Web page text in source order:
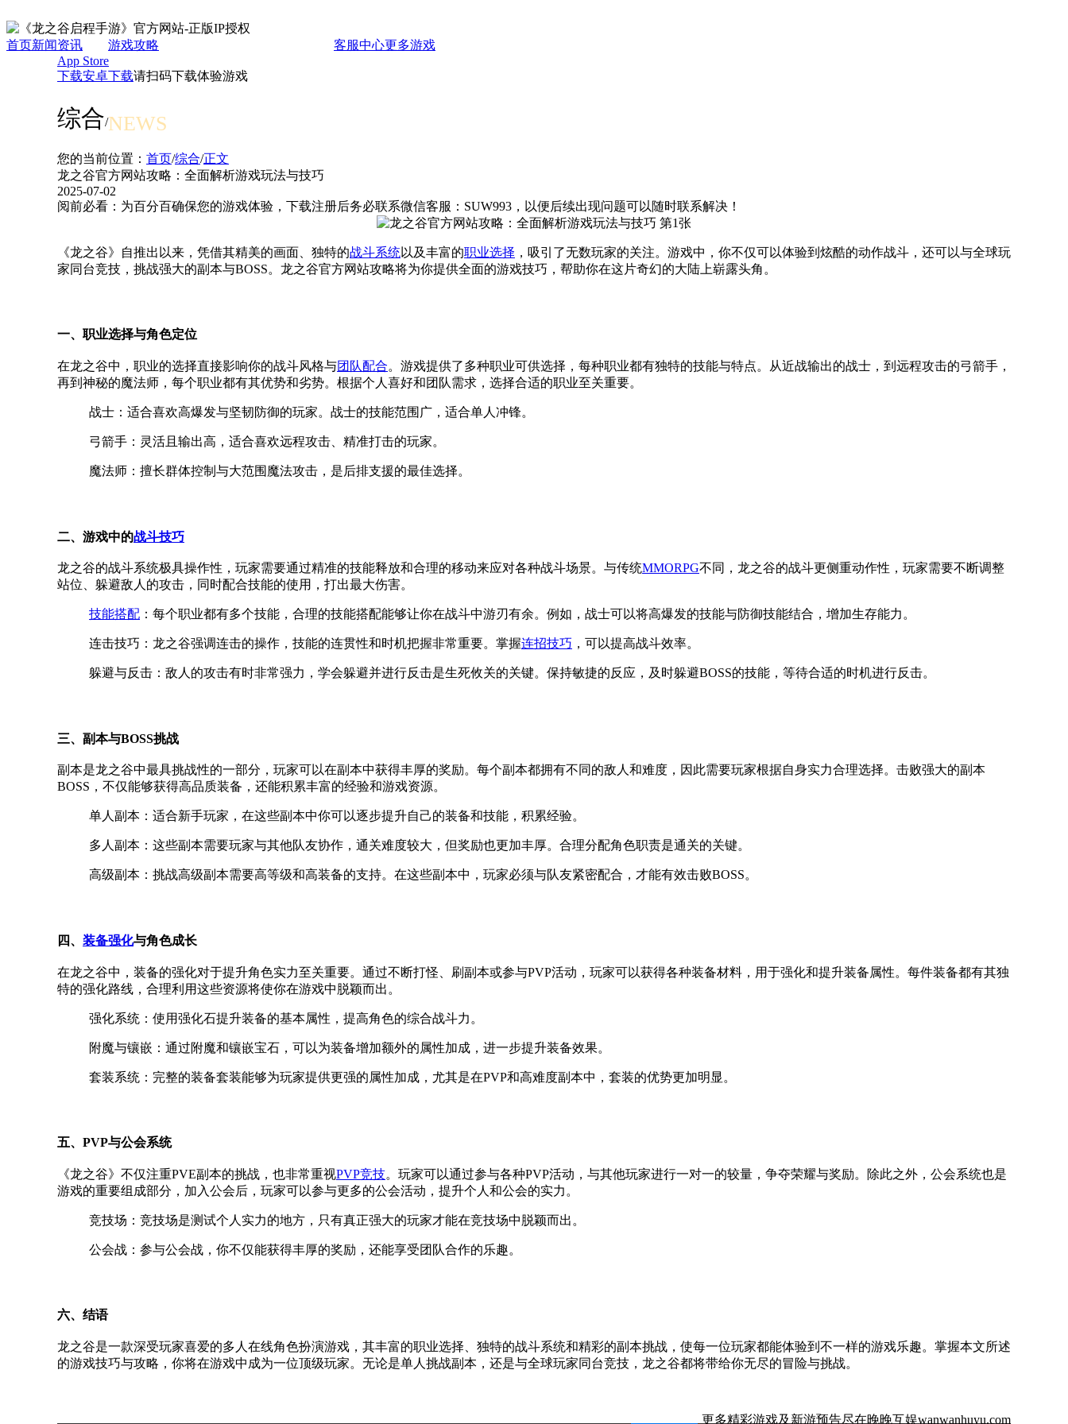
首页新闻资讯 游戏攻略 客服中心更多游戏
App Store
下载安卓下载请扫码下载体验游戏
综合/NEWS
您的当前位置： 首页/综合/正文
龙之谷官方网站攻略：全面解析游戏玩法与技巧
2025-07-02
阅前必看：为百分百确保您的游戏体验，下载注册后务必联系微信客服：SUW993，以便后续出现问题可以随时联系解决！
《龙之谷》自推出以来，凭借其精美的画面、独特的战斗系统以及丰富的职业选择 ，吸引了无数玩家的关注。游戏中，你不仅可以体验到炫酷的动作战斗，还可以与全球玩
家同台竞技，挑战强大的副本与BOSS。龙之谷官方网站攻略将为你提供全面的游戏技巧，帮助你在这片奇幻的大陆上崭露头角。
一、职业选择与角色定位
在龙之谷中，职业的选择直接影响你的战斗风格与团队配合。游戏提供了多种职业可供选择，每种职业都有独特的技能与特点。从近战输出的战士，到远程攻击的弓箭手，
再到神秘的魔法师，每个职业都有其优势和劣势。根据个人喜好和团队需求，选择合适的职业至关重要。
战士：适合喜欢高爆发与坚韧防御的玩家。战士的技能范围广，适合单人冲锋。
弓箭手：灵活且输出高，适合喜欢远程攻击、精准打击的玩家。
魔法师：擅长群体控制与大范围魔法攻击，是后排支援的最佳选择。
二、游戏中的战斗技巧
龙之谷的战斗系统极具操作性，玩家需要通过精准的技能释放和合理的移动来应对各种战斗场景。与传统MMORPG不同，龙之谷的战斗更侧重动作性，玩家需要不断调整
站位、躲避敌人的攻击，同时配合技能的使用，打出最大伤害。
技能搭配 ：每个职业都有多个技能，合理的技能搭配能够让你在战斗中游刃有余。例如，战士可以将高爆发的技能与防御技能结合，增加生存能力。
连击技巧：龙之谷强调连击的操作，技能的连贯性和时机把握非常重要。掌握连招技巧 ，可以提高战斗效率。
躲避与反击：敌人的攻击有时非常强力，学会躲避并进行反击是生死攸关的关键。保持敏捷的反应，及时躲避BOSS的技能，等待合适的时机进行反击。
三、副本与BOSS挑战
副本是龙之谷中最具挑战性的一部分，玩家可以在副本中获得丰厚的奖励。每个副本都拥有不同的敌人和难度，因此需要玩家根据自身实力合理选择。击败强大的副本
BOSS，不仅能够获得高品质装备，还能积累丰富的经验和游戏资源。
单人副本：适合新手玩家，在这些副本中你可以逐步提升自己的装备和技能，积累经验。
多人副本：这些副本需要玩家与其他队友协作，通关难度较大，但奖励也更加丰厚。合理分配角色职责是通关的关键。
高级副本：挑战高级副本需要高等级和高装备的支持。在这些副本中，玩家必须与队友紧密配合，才能有效击败BOSS。
四、 装备强化与角色成长
在龙之谷中，装备的强化对于提升角色实力至关重要。通过不断打怪、刷副本或参与PVP活动，玩家可以获得各种装备材料，用于强化和提升装备属性。每件装备都有其独
特的强化路线，合理利用这些资源将使你在游戏中脱颖而出。
强化系统：使用强化石提升装备的基本属性，提高角色的综合战斗力。
附魔与镶嵌：通过附魔和镶嵌宝石，可以为装备增加额外的属性加成，进一步提升装备效果。
套装系统：完整的装备套装能够为玩家提供更强的属性加成，尤其是在PVP和高难度副本中，套装的优势更加明显。
五、PVP与公会系统
《龙之谷》不仅注重PVE副本的挑战，也非常重视PVP竞技。玩家可以通过参与各种PVP活动，与其他玩家进行一对一的较量，争夺荣耀与奖励。除此之外，公会系统也是
游戏的重要组成部分，加入公会后，玩家可以参与更多的公会活动，提升个人和公会的实力。
竞技场：竞技场是测试个人实力的地方，只有真正强大的玩家才能在竞技场中脱颖而出。
公会战：参与公会战，你不仅能获得丰厚的奖励，还能享受团队合作的乐趣。
六、结语
龙之谷是一款深受玩家喜爱的多人在线角色扮演游戏，其丰富的职业选择、独特的战斗系统和精彩的副本挑战，使每一位玩家都能体验到不一样的游戏乐趣。掌握本文所述
的游戏技巧与攻略，你将在游戏中成为一位顶级玩家。无论是单人挑战副本，还是与全球玩家同台竞技，龙之谷都将带给你无尽的冒险与挑战。
更多精彩游戏及新游预告尽在晚晚互娱wanwanhuyu.com